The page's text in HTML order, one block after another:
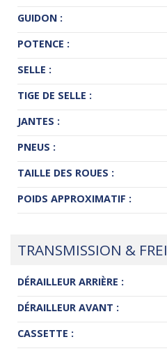
GUIDON :
POTENCE :
SELLE :
TIGE DE SELLE :
JANTES :
PNEUS :
TAILLE DES ROUES :
POIDS APPROXIMATIF :
TRANSMISSION &
DÉRAILLEUR ARRIÈRE :
DÉRAILLEUR AVANT :
CASSETTE :